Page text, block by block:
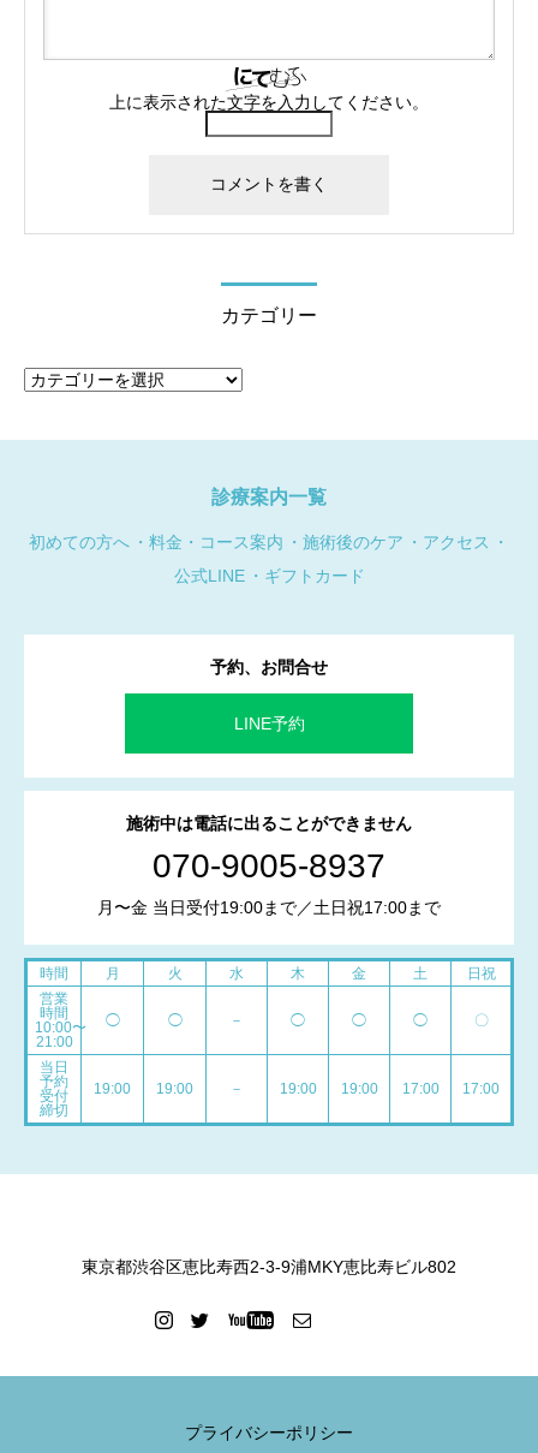
上に表示された文字を入力してください。
カテゴリー
カ
テ
ー
診療案内一覧
初めての方へ 料金・コース案内 施術後のケア
アクセス
公式LINE
ギフトカード
予約、お問合せ
LINE予約
施術中は電話に出ることができません
070-9005-8937
月〜金 当日受付19:00まで／土日祝17:00まで
時間 月 火 水 木 金 土
日祝
営業
時間
10:00〜
21:00
◯ ◯ － ◯ ◯ ◯ 〇
当日
予約
受付
締切
19:00 19:00 － 19:00 19:00 17:00 17:00
東京都渋谷区恵比寿西2-3-9浦MKY恵比寿ビル802
プライバシーポリシー